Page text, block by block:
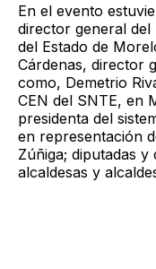
En el evento
director general del
del Estado de
Cárdenas, director
como, Demetrio
CEN del SNTE, en
presidenta del
en representación
Zúñiga; diputadas
alcaldesas y